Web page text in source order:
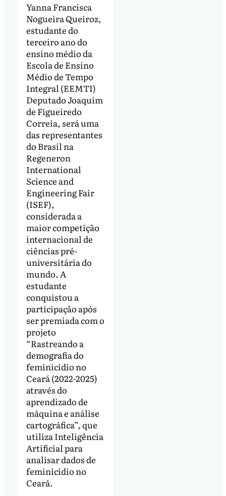
Yanna Francisca
Nogueira Queiroz,
estudante do
terceiro ano do
ensino médio da
Escola de Ensino
Médio de Tempo
Integral (EEMTI)
Deputado Joaquim
de Figueiredo
Correia, será uma
das representantes
do Brasil na
Regeneron
International
Science and
Engineering Fair
(ISEF),
considerada a
maior competição
internacional de
ciências pré-
universitária do
mundo. A
estudante
conquistou a
participação após
ser premiada com o
projeto
“Rastreando a
demografia do
feminicídio no
Ceará (2022-2025)
através do
aprendizado de
máquina e análise
cartográfica”, que
utiliza Inteligência
Artificial para
analisar dados de
feminicídio no
Ceará.